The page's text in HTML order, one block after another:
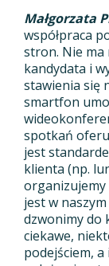
Małgorzata
współpraca
stron. Nie ma
kandydata i
stawienia się
smartfon
spotkań
jest
klienta (np.
organizujemy
jest w
dzwonimy do
ciekawe,
podejściem,